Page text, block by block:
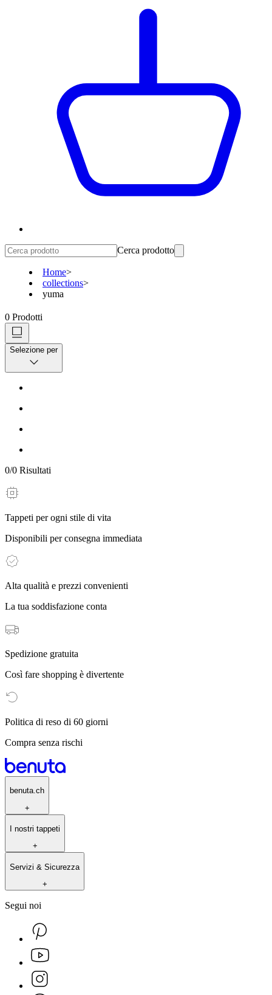
Cerca prodotto
Home>
collections>
yuma
0 Prodotti
Selezione per
0/0 Risultati
Tappeti per ogni stile di vita
Disponibili per consegna immediata
Alta qualità e prezzi convenienti
La tua soddisfazione conta
Spedizione gratuita
Così fare shopping è divertente
Politica di reso di 60 giorni
Compra senza rischi
benuta.ch
+
I nostri tappeti
+
Servizi & Sicurezza
+
Segui noi